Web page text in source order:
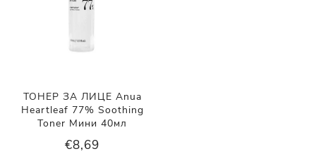
ТОНЕР ЗА ЛИЦЕ Anua
Heartleaf 77% Soothing
Toner Мини 40мл
€8,69